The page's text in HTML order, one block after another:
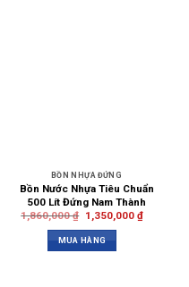
BỒN NHỰA ĐỨNG
Bồn Nước Nhựa Tiêu Chuẩn
500 Lít Đứng Nam Thành
1,860,000₫ 1,350,000 ₫
MUA HÀNG